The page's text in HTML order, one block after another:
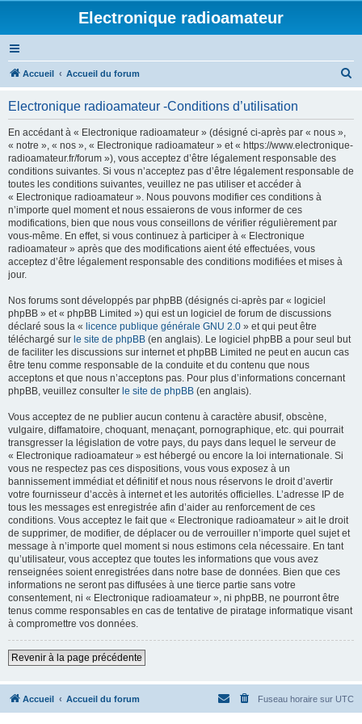
Electronique radioamateur
Accueil Accueil du forum
Electronique radioamateur -Conditions d’utilisation
En accédant à « Electronique radioamateur » (désigné ci-après par « nous »,
« notre », « nos », « Electronique radioamateur » et « https://www.electronique-
radioamateur.fr/forum »), vous acceptez d’être légalement responsable des
conditions suivantes. Si vous n’acceptez pas d’être légalement responsable de
toutes les conditions suivantes, veuillez ne pas utiliser et accéder à
« Electronique radioamateur ». Nous pouvons modifier ces conditions à
n’importe quel moment et nous essaierons de vous informer de ces
modifications, bien que nous vous conseillons de vérifier régulièrement par
vous-même. En effet, si vous continuez à participer à « Electronique
radioamateur » après que des modifications aient été effectuées, vous
acceptez d’être légalement responsable des conditions modifiées et mises à
jour.
Nos forums sont développés par phpBB (désignés ci-après par « logiciel
phpBB » et « phpBB Limited ») qui est un logiciel de forum de discussions
déclaré sous la « licence publique générale GNU 2.0 » et qui peut être
téléchargé sur le site de phpBB (en anglais). Le logiciel phpBB a pour seul but
de faciliter les discussions sur internet et phpBB Limited ne peut en aucun cas
être tenu comme responsable de la conduite et du contenu que nous
acceptons et que nous n’acceptons pas. Pour plus d’informations concernant
phpBB, veuillez consulter le site de phpBB (en anglais).
Vous acceptez de ne publier aucun contenu à caractère abusif, obscène,
vulgaire, diffamatoire, choquant, menaçant, pornographique, etc. qui pourrait
transgresser la législation de votre pays, du pays dans lequel le serveur de
« Electronique radioamateur » est hébergé ou encore la loi internationale. Si
vous ne respectez pas ces dispositions, vous vous exposez à un
bannissement immédiat et définitif et nous nous réservons le droit d’avertir
votre fournisseur d’accès à internet et les autorités officielles. L’adresse IP de
tous les messages est enregistrée afin d’aider au renforcement de ces
conditions. Vous acceptez le fait que « Electronique radioamateur » ait le droit
de supprimer, de modifier, de déplacer ou de verrouiller n’importe quel sujet et
message à n’importe quel moment si nous estimons cela nécessaire. En tant
qu’utilisateur, vous acceptez que toutes les informations que vous avez
renseignées soient enregistrées dans notre base de données. Bien que ces
informations ne seront pas diffusées à une tierce partie sans votre
consentement, ni « Electronique radioamateur », ni phpBB, ne pourront être
tenus comme responsables en cas de tentative de piratage informatique visant
à compromettre vos données.
Revenir à la page précédente
Accueil Accueil du forum Fuseau horaire sur UTC